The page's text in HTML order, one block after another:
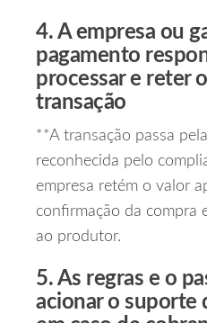
4. A empresa ou
pagamento
processar e reter
transação
**A transação passa
reconhecida pelo
empresa retém o valor
confirmação da compra
ao produtor.
5. As regras e o
acionar o suporte